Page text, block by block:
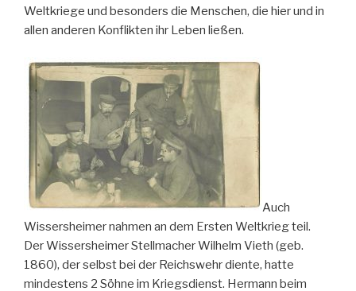
Weltkriege und besonders die Menschen, die hier und in
allen anderen Konflikten ihr Leben ließen.
Auch
Wissersheimer nahmen an dem Ersten Weltkrieg teil.
Der Wissersheimer Stellmacher Wilhelm Vieth (geb.
1860), der selbst bei der Reichswehr diente, hatte
mindestens 2 Söhne im Kriegsdienst. Hermann beim